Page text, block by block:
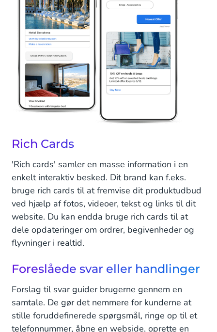
Rich Cards
'Rich cards' samler en masse information i en
enkelt interaktiv besked. Dit brand kan f.eks.
bruge rich cards til at fremvise dit produktudbud
ved hjælp af fotos, videoer, tekst og links til dit
website. Du kan endda bruge rich cards til at
dele opdateringer om ordrer, begivenheder og
flyvninger i realtid.
Foreslåede svar eller handlinger
Forslag til svar guider brugerne gennem en
samtale. De gør det nemmere for kunderne at
stille foruddefinerede spørgsmål, ringe op til et
telefonnummer, åbne en webside, oprette en